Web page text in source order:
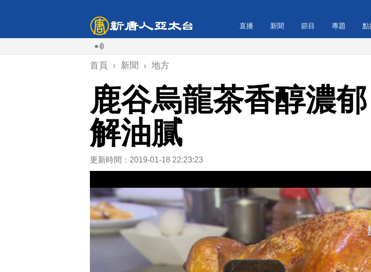
直播 新聞 節目 專題 點
首頁 › 新聞 › 地方
鹿谷烏龍茶香醇濃
解油膩
更新時間：2019-01-18 22:23:23